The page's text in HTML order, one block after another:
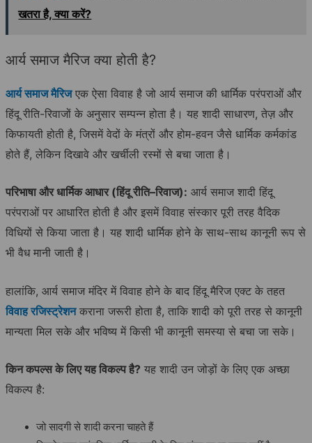
खतरा है, क्या करें?
आर्य समाज मैरिज क्या होती है?
आर्य समाज मैरिजएक ऐसा विवाह है जो आर्य समाज की धार्मिक परंपराओं और
हिंदू रीति-रिवाजों के अनुसार सम्पन्न होता है। यह शादी साधारण, तेज़ और
किफायती होती है, जिसमें वेदों के मंत्रों और होम-हवन जैसे धार्मिक कर्मकांड
होते हैं, लेकिन दिखावे और खर्चीली रस्मों से बचा जाता है।
परिभाषा और धार्मिक आधार(हिंदू रीति–रिवाज): आर्य समाज शादी हिंदू
परंपराओं पर आधारित होती है और इसमें विवाह संस्कार पूरी तरह वैदिक
विधियों से किया जाता है। यह शादी धार्मिक होने के साथ-साथ कानूनी रूप से
भी वैध मानी जाती है।
हालांकि, आर्य समाज मंदिर में विवाह होने के बाद हिंदू मैरिज एक्ट के तहत
विवाह रजिस्ट्रेशनकराना जरूरी होता है, ताकि शादी को पूरी तरह से कानूनी
मान्यता मिल सके और भविष्य में किसी भी कानूनी समस्या से बचा जा सके।
किन कपल्स के लिए यह विकल्प है? यह शादी उन जोड़ों के लिए एक अच्छा
विकल्प है:
जो सादगी से शादी करना चाहते हैं